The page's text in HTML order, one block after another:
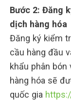
Bước 2: Đăng
dịch hàng hóa
Đăng ký kiểm
cầu hàng đầu
khẩu phân bón
hàng hóa sẽ
quốc gia